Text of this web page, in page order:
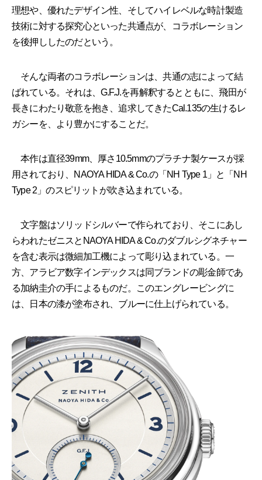
理想や、優れたデザイン性、そしてハイレベルな時計製造
技術に対する探究心といった共通点が、コラボレーション
を後押ししたのだという。
そんな両者のコラボレーションは、共通の志によって結
ばれている。それは、G.F.J.を再解釈するとともに、飛田が
長きにわたり敬意を抱き、追求してきたCal.135の生けるレ
ガシーを、より豊かにすることだ。
本作は直径39mm、厚さ10.5mmのプラチナ製ケースが採
用されており、NAOYA HIDA & Co.の「NH Type 1」と「NH
Type 2」のスピリットが吹き込まれている。
文字盤はソリッドシルバーで作られており、そこにあし
らわれたゼニスとNAOYA HIDA & Co.のダブルシグネチャー
を含む表示は微細加工機によって彫り込まれている。一
方、アラビア数字インデックスは同ブランドの彫金師であ
る加納圭介の手によるものだ。このエングレービングに
は、日本の漆が塗布され、ブルーに仕上げられている。